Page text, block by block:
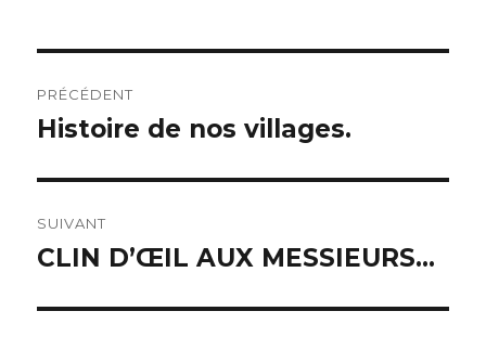
de
PRÉCÉDENT
Publication
Histoire de nos villages.
SUIVANT
Publication
CLIN D’ŒIL AUX MESSIEURS…